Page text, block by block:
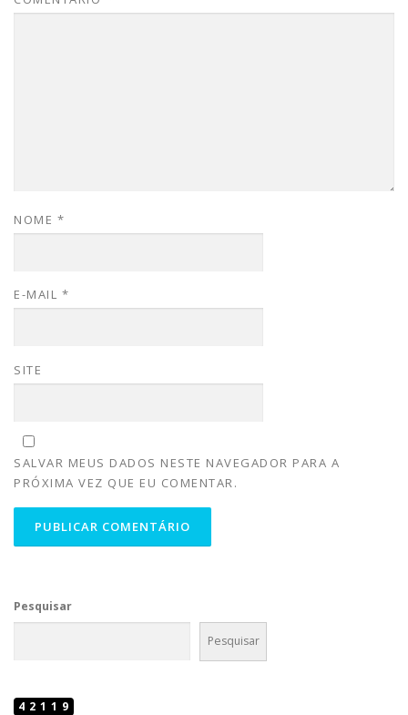
NOME *
E-MAIL *
SITE
SALVAR MEUS DADOS NESTE NAVEGADOR PARA A
PRÓXIMA VEZ QUE EU COMENTAR.
Pesquisar
Pesquisar
42119